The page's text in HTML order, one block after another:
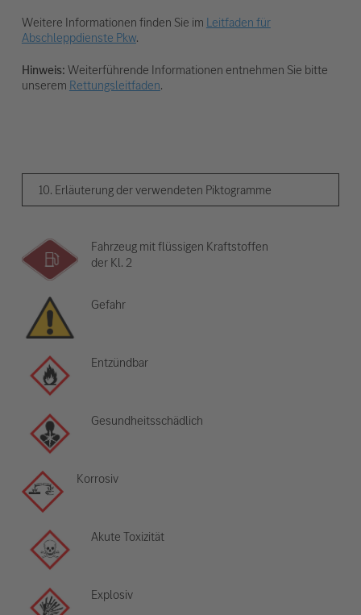
Weitere Informationen finden Sie im Leitfaden für
Abschleppdienste Pkw.
Hinweis:Weiterführende Informationen entnehmen Sie bitte
unserem Rettungsleitfaden.
10. Erläuterung der verwendeten Piktogramme
Fahrzeug mit flüssigen Kraftstoffen
der Kl. 2
Gefahr
Entzündbar
Gesundheitsschädlich
Korrosiv
Akute Toxizität
Explosiv